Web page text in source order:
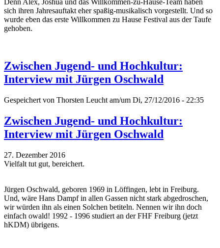
Denn Alex, Joshua und das Willkommen-zu-Hause-Team haben
sich ihren Jahresauftakt eher spaßig-musikalisch vorgestellt. Und so
wurde eben das erste Willkommen zu Hause Festival aus der Taufe
gehoben.
Zwischen Jugend- und Hochkultur:
Interview mit Jürgen Oschwald
Gespeichert von Thorsten Leucht am/um Di, 27/12/2016 - 22:35
Zwischen Jugend- und Hochkultur:
Interview mit Jürgen Oschwald
27. Dezember 2016
Vielfalt tut gut, bereichert.
Jürgen Oschwald, geboren 1969 in Löffingen, lebt in Freiburg.
Und, wäre Hans Dampf in allen Gassen nicht stark abgedroschen,
wir würden ihn als einen Solchen betiteln. Nennen wir ihn doch
einfach owald! 1992 - 1996 studiert an der FHF Freiburg (jetzt
hKDM) übrigens.